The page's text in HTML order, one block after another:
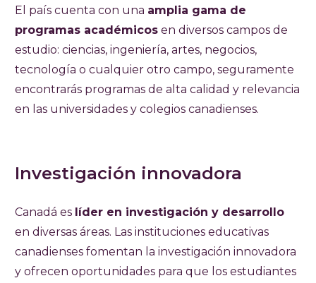
El país cuenta con una amplia gama de
programas académicos en diversos campos de
estudio: ciencias, ingeniería, artes, negocios,
tecnología o cualquier otro campo, seguramente
encontrarás programas de alta calidad y relevancia
en las universidades y colegios canadienses.
Investigación innovadora
Canadá es líder en investigación y desarrollo
en diversas áreas. Las instituciones educativas
canadienses fomentan la investigación innovadora
y ofrecen oportunidades para que los estudiantes